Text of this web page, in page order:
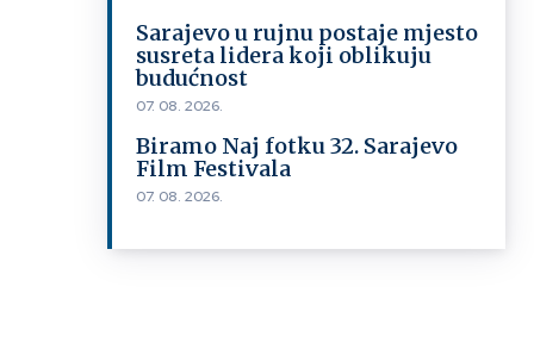
Sarajevo u rujnu postaje mjesto
susreta lidera koji oblikuju
budućnost
07. 08. 2026.
Biramo Naj fotku 32. Sarajevo
Film Festivala
07. 08. 2026.